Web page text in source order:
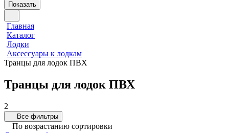
Показать
Главная
Каталог
Лодки
Аксессуары к лодкам
Транцы для лодок ПВХ
Транцы для лодок ПВХ
2
Все фильтры
По возрастанию сортировки